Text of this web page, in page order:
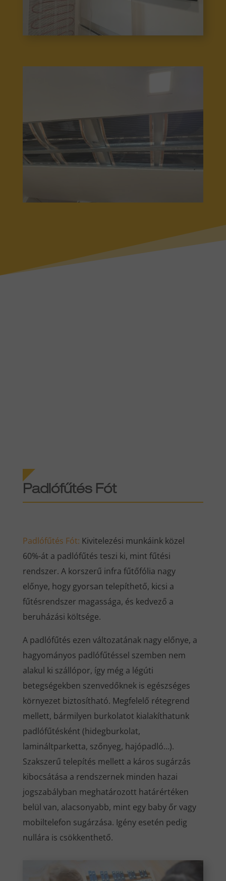
Padlófűtés Fót
Padlófűtés Fót: Kivitelezési munkáink közel
60%-át a padlófűtés teszi ki, mint fűtési
rendszer. A korszerű infra fűtőfólia nagy
előnye, hogy gyorsan telepíthető, kicsi a
fűtésrendszer magassága, és kedvező a
beruházási költsége.
A padlófűtés ezen változatának nagy előnye, a
hagyományos padlófűtéssel szemben nem
alakul ki szállópor, így még a légúti
betegségekben szenvedőknek is egészséges
környezet biztosítható. Megfelelő rétegrend
mellett, bármilyen burkolatot kialakíthatunk
padlófűtésként (hidegburkolat,
lamináltparketta, szőnyeg, hajópadló…).
Szakszerű telepítés mellett a káros sugárzás
kibocsátása a rendszernek minden hazai
jogszabályban meghatározott határértéken
belül van, alacsonyabb, mint egy baby őr vagy
mobiltelefon sugárzása. Igény esetén pedig
nullára is csökkenthető.